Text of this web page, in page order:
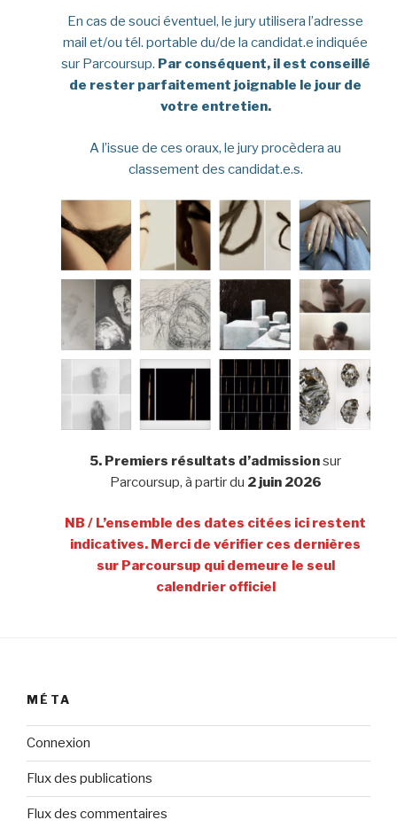
En cas de souci éventuel, le jury utilisera l’adresse
mail et/ou tél. portable du/de la candidat.e indiquée
sur Parcoursup. Par conséquent, il est conseillé
de rester parfaitement joignable le jour de
votre entretien.
A l’issue de ces oraux, le jury procèdera au
classement des candidat.e.s.
5. Premiers résultats d’admissionsur
Parcoursup, à partir du 2 juin 2026
NB / L’ensemble des dates citées ici restent
indicatives. Merci de vérifier ces dernières
sur Parcoursup qui demeure le seul
calendrier officiel
MÉTA
Connexion
Flux des publications
Flux des commentaires